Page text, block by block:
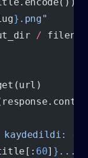
} .png"
/
kaydedildi: {
60] } ..."